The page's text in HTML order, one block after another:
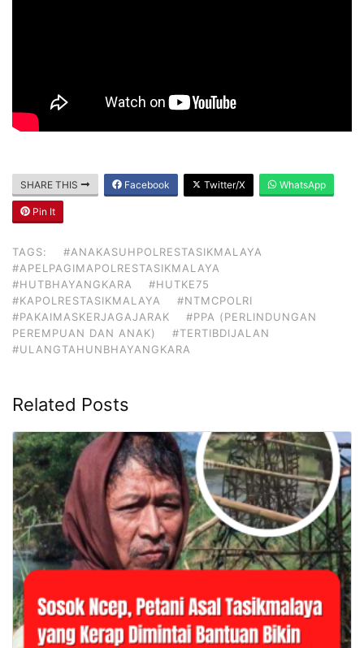
SHARE THIS Facebook Twitter/X WhatsApp
Pin It
TAGS:
#ANAKASUHPOLRESTASIKMALAYA
#APELPAGIMAPOLRESTASIKMALAYA
#HUTBHAYANGKARA
#HUTKE75
#KAPOLRESTASIKMALAYA
#NTMCPOLRI
#PAKAIMASKERJAGAJARAK
#PPA (PERLINDUNGAN
PEREMPUAN DAN ANAK)
#TERTIBDIJALAN
#ULANGTAHUNBHAYANGKARA
Related Posts